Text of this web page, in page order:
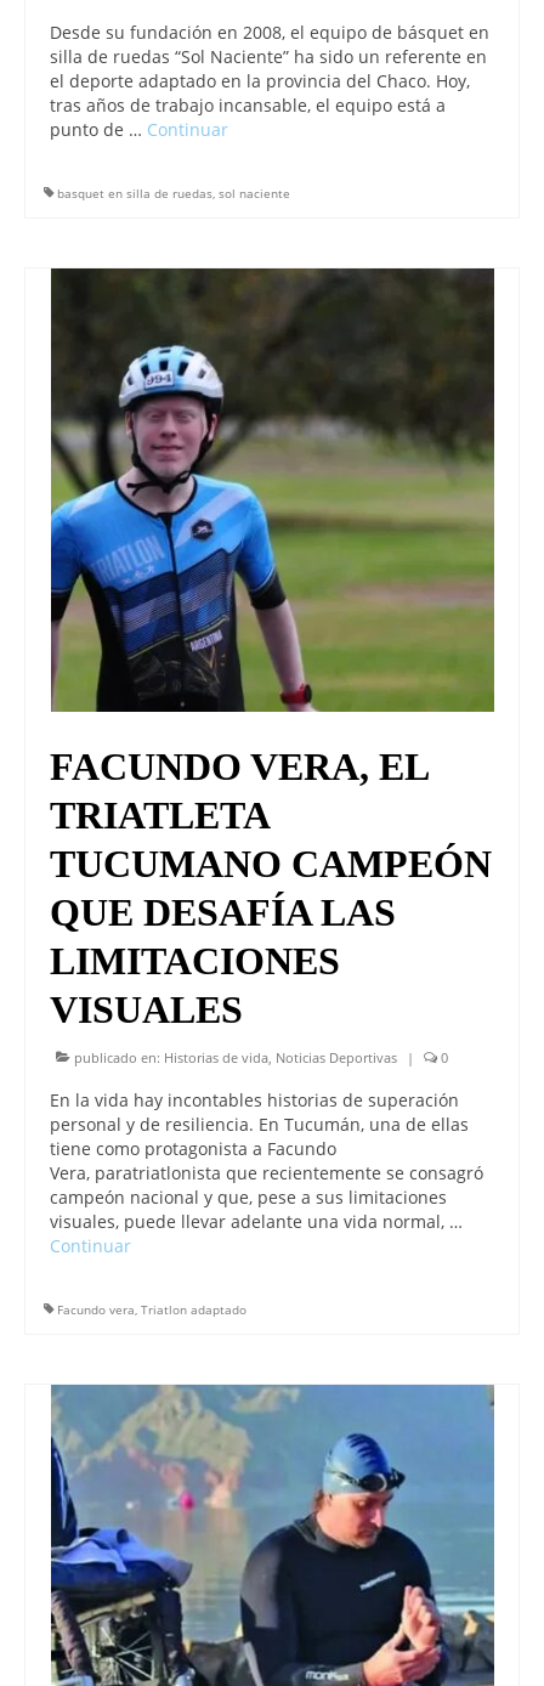
Desde su fundación en 2008, el equipo de básquet en
silla de ruedas “Sol Naciente” ha sido un referente en
el deporte adaptado en la provincia del Chaco. Hoy,
tras años de trabajo incansable, el equipo está a
punto de … Continuar
basquet en silla de ruedas, sol naciente
FACUNDO VERA, EL
TRIATLETA
TUCUMANO CAMPEÓN
QUE DESAFÍA LAS
LIMITACIONES
VISUALES
publicado en: Historias de vida Noticias Deportivas | 0
En la vida hay incontables historias de superación
personal y de resiliencia. En Tucumán, una de ellas
tiene como protagonista a Facundo
Vera, paratriatlonista que recientemente se consagró
campeón nacional y que, pese a sus limitaciones
visuales, puede llevar adelante una vida normal, …
Continuar
Facundo vera, Triatlon adaptado